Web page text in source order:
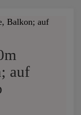
auf